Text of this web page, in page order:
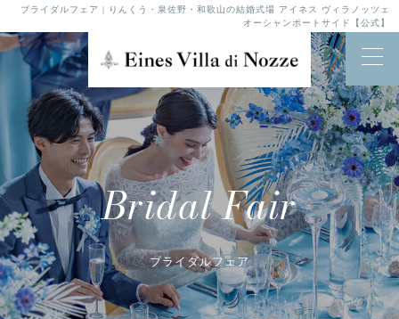
ブライダルフェア | りんくう・泉佐野・和歌山の結婚式場 アイネス ヴィラノッツェ
オーシャンポートサイド【公式】
Bridal Fair
ブライダルフェア